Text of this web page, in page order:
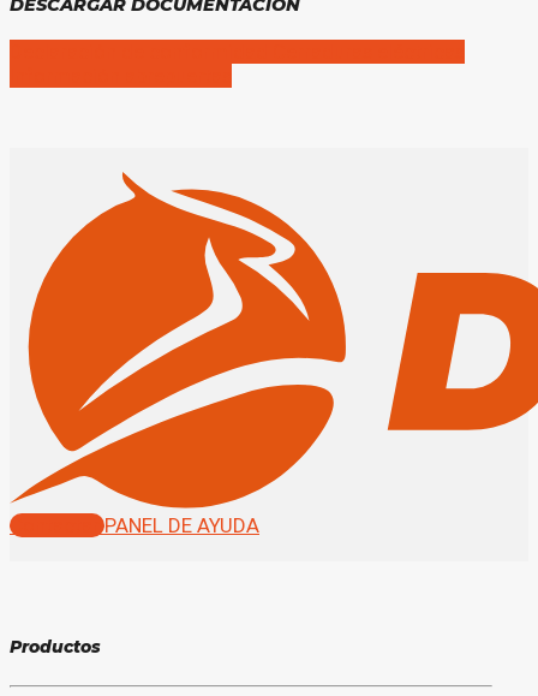
DESCARGAR DOCUMENTACIÓN
Contactar PANEL DE AYUDA
Productos